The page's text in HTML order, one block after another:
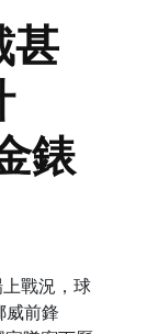
甚
錶
戰況，球
威前鋒